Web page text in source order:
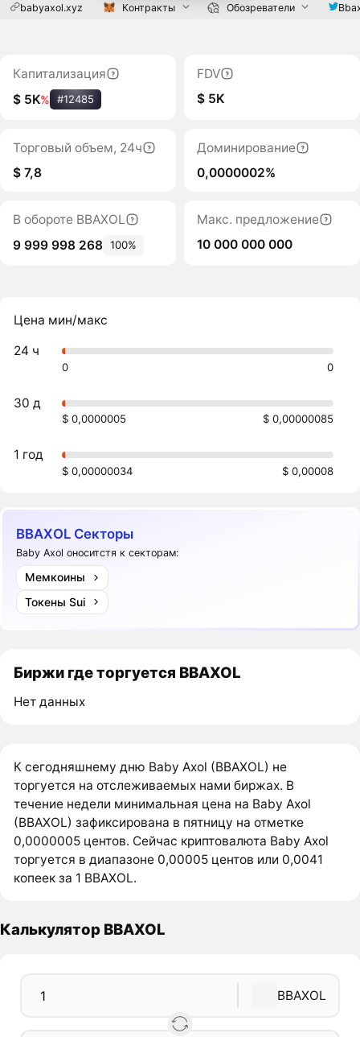
babyaxol.xyz Контракты Обозреватели
Капитализация
$ 5K% #12485
FDV
$ 5K
Торговый объем, 24ч
$ 7,8
Доминирование
0,0000002%
В обороте BBAXOL
9 999 998 268 100%
Макс. предложение
10 000 000 000
Цена мин/макс
24 ч
0 0
30 д
$ 0,0000005 $ 0,00000085
1 год
$ 0,00000034 $ 0,00008
BBAXOL Секторы
Baby Axol оноситстя к секторам:
Мемкоины
Токены Sui
Биржи где торгуется BBAXOL
Нет данных
К сегодняшнему дню Baby Axol (BBAXOL) не
торгуется на отслеживаемых нами биржах. В
течение недели минимальная цена на Baby Axol
(BBAXOL) зафиксирована в пятницу на отметке
0,0000005 центов. Сейчас криптовалюта Baby Axol
торгуется в диапазоне 0,00005 центов или 0,0041
копеек за 1 BBAXOL.
Калькулятор BBAXOL
BBAXOL